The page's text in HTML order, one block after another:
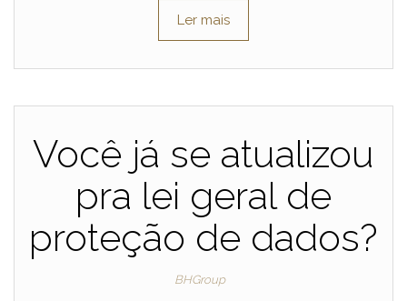
Ler mais
Você já se atualizou
pra lei geral de
proteção de dados?
BHGroup